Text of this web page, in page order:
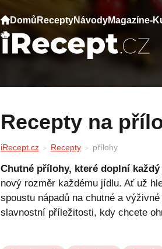
Domů ReceptyNávodyMagazíne-
Recepty na
iRecept.cz Recepty přílohy
Chutné přílohy, které doplní každý
nový rozměr každému jídlu. Ať už
spoustu nápadů na chutné a
slavnostní příležitosti, kdy chcete